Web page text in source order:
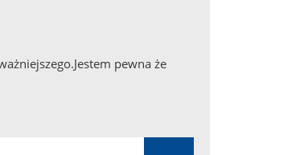
pewna że